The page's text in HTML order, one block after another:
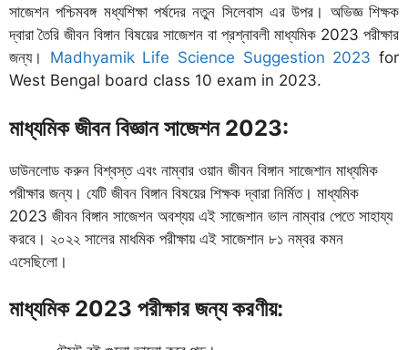
সাজেশন পশ্চিমবঙ্গ মধ্যশিক্ষা পর্ষদের নতুন সিলেবাস এর উপর। অভিজ্ঞ শিক্ষক
দ্বারা তৈরি জীবন বিঙ্গান বিষয়ের সাজেশন বা প্রশ্নাবলী মাধ্যমিক 2023 পরীক্ষার
জন্য। Madhyamik Life Science Suggestion 2023 for
West Bengal board class 10 exam in 2023.
মাধ্যমিক জীবন বিজ্ঞান সাজেশন 2023:
ডাউনলোড করুন বিশ্বস্ত এবং নাম্বার ওয়ান জীবন বিঙ্গান সাজেশান মাধ্যমিক
পরীক্ষার জন্য। যেটি জীবন বিঙ্গান বিষয়ের শিক্ষক দ্বারা নির্মিত। মাধ্যমিক
2023 জীবন বিঙ্গান সাজেশন অবশ্যয় এই সাজেশান ভাল নাম্বার পেতে সাহায্য
করবে। ২০২২ সালের মাধমিক পরীক্ষায় এই সাজেশান ৮১ নম্বর কমন
এসেছিলো।
মাধ্যমিক 2023 পরীক্ষার জন্য করণীয়: